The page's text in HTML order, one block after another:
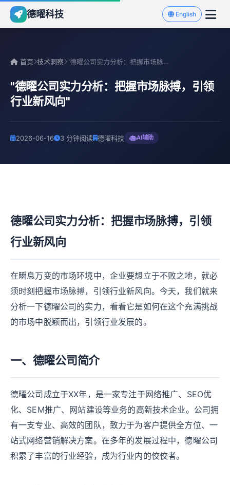
德曜科技 English
首页 技术洞察 "德曜公司实力分析：把握市场脉搏，引领行业新风向"
"德曜公司实力分析：把握市场脉搏，引领
行业新风向"
2026-06-16 3 分钟阅读 德曜科技 AI辅助
德曜公司实力分析：把握市场脉搏，引领
行业新风向
在瞬息万变的市场环境中，企业要想立于不败之地，就必
须时刻把握市场脉搏，引领行业新风向。今天，我们就来
分析一下德曜公司的实力，看看它是如何在这个充满挑战
的市场中脱颖而出，引领行业发展的。
一、德曜公司简介
德曜公司成立于XX年，是一家专注于网络推广、SEO优
化、SEM推广、网站建设等业务的高新技术企业。公司拥
有一支专业、高效的团队，致力于为客户提供全方位、一
站式网络营销解决方案。在多年的发展过程中，德曜公司
积累了丰富的行业经验，成为行业内的佼佼者。